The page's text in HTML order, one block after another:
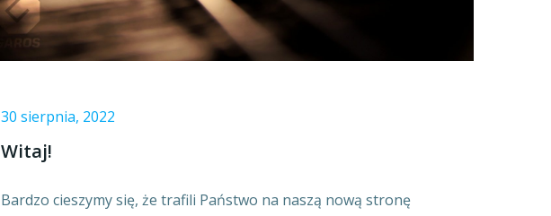
30 sierpnia, 2022
Witaj!
Bardzo cieszymy się, że trafili Państwo na naszą nową stronę